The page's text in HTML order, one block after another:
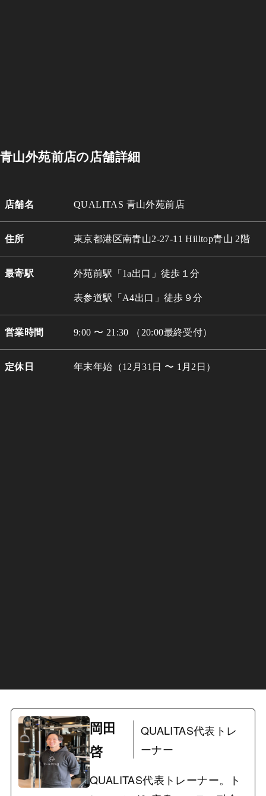
青山外苑前店の店舗詳細
店舗名 QUALITAS 青山外苑前店
住所 東京都港区南青山2-27-11 Hilltop青山 2階
最寄駅 外苑前駅「1a出口」徒歩１分
表参道駅「A4出口」徒歩９分
営業時間 9:00 〜 21:30 （20:00最終受付）
定休日 年末年始（12月31日 〜 1月2日）
岡田
啓
QUALITAS代表トレ
ーナー
QUALITAS代表トレーナー。ト